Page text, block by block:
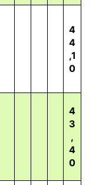
4
4
,1
0
4
3
,
4
0